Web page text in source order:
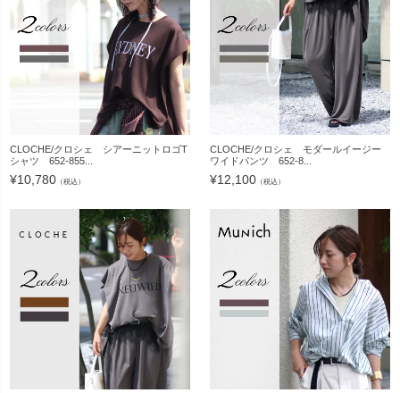
CLOCHE/クロシェ シアーニットロゴT
シャツ 652-855...
¥10,780 （税込）
CLOCHE/クロシェ モダールイージー
ワイドパンツ 652-8...
¥12,100 （税込）